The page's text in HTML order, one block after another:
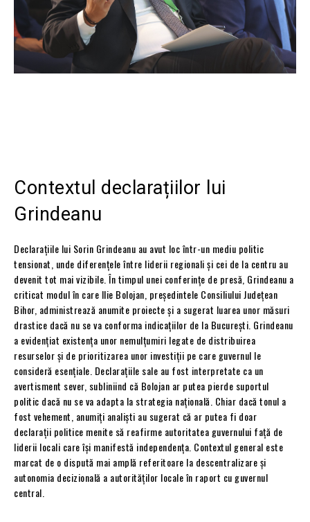
Contextul declarațiilor lui
Grindeanu
Declarațiile lui Sorin Grindeanu au avut loc într-un mediu politic
tensionat, unde diferențele între liderii regionali și cei de la centru au
devenit tot mai vizibile. În timpul unei conferințe de presă, Grindeanu a
criticat modul în care Ilie Bolojan, președintele Consiliului Județean
Bihor, administrează anumite proiecte și a sugerat luarea unor măsuri
drastice dacă nu se va conforma indicațiilor de la București. Grindeanu
a evidențiat existența unor nemulțumiri legate de distribuirea
resurselor și de prioritizarea unor investiții pe care guvernul le
consideră esențiale. Declarațiile sale au fost interpretate ca un
avertisment sever, subliniind că Bolojan ar putea pierde suportul
politic dacă nu se va adapta la strategia națională. Chiar dacă tonul a
fost vehement, anumiți analiști au sugerat că ar putea fi doar
declarații politice menite să reafirme autoritatea guvernului față de
liderii locali care își manifestă independența. Contextul general este
marcat de o dispută mai amplă referitoare la descentralizare și
autonomia decizională a autorităților locale în raport cu guvernul
central.